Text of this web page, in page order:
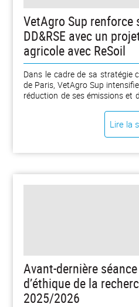
VetAgro Sup renforce
DD&RSE avec un
agricole avec ReSoil
Dans le cadre de sa stratégie
de Paris, VetAgro Sup
réduction de ses émissions et
complémentaires : la
et indirectes, et le soutien à
la séquestration de carbone
Lire la
Avant-dernière
d’éthique de la
2025/2026